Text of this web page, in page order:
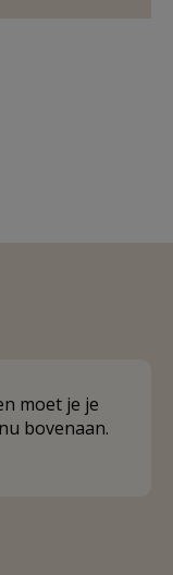
moet je je
bovenaan.